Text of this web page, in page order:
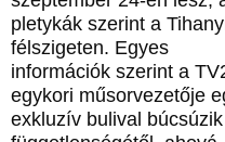
pletykák szerint a
félszigeten. Egyes
információk szerint a
egykori műsorvezetője
exkluzív bulival búcsúzik